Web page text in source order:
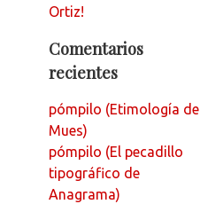
Ortiz!
Comentarios
recientes
pómpilo (Etimología de
Mues)
pómpilo (El pecadillo
tipográfico de
Anagrama)